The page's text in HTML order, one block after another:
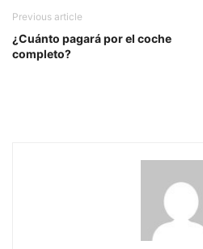
Previous article
¿Cuánto pagará por el coche
completo?